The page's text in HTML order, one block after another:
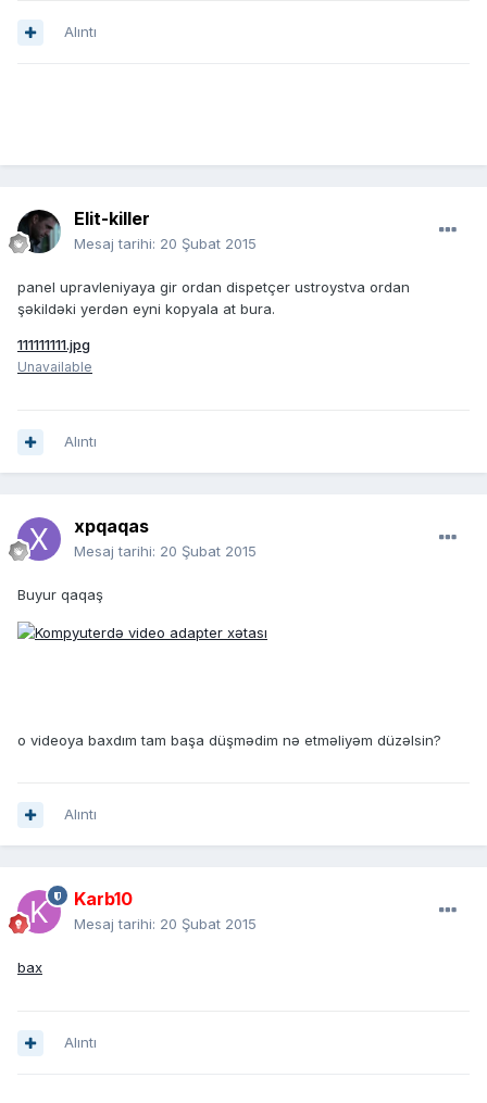
Alıntı
Elit-killer
Mesaj tarihi: 20 Şubat 2015
panel upravleniyaya gir ordan dispetçer ustroystva ordan
şəkildəki yerdən eyni kopyala at bura.
111111111.jpg
Unavailable
Alıntı
xpqaqas
Mesaj tarihi: 20 Şubat 2015
Buyur qaqaş
o videoya baxdım tam başa düşmədim nə etməliyəm düzəlsin?
Alıntı
Karb10
Mesaj tarihi: 20 Şubat 2015
bax
Alıntı